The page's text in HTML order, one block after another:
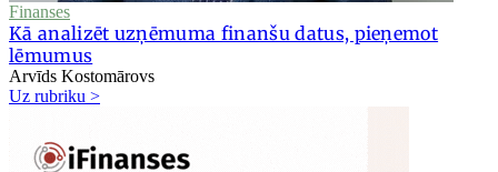
Finanses
Kā analizēt uzņēmuma finanšu datus, pieņemot
lēmumus
Arvīds Kostomārovs
Uz rubriku >